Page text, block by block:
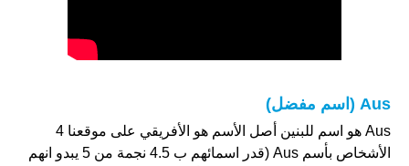
Aus (اسم مفضل)
Aus هو اسم للبنين أصل الأسم هو الأفريقي على موقعنا 4
الأشخاص بأسم Aus (قدر اسمائهم ب 4.5 نجمة من 5 يبدو انهم